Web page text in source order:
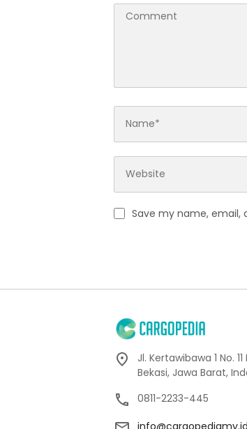
Save my name,
Jl. Kertawibawa 1 No.
Bekasi, Jawa Barat,
0811-2233-445
info@cargopediamy.id